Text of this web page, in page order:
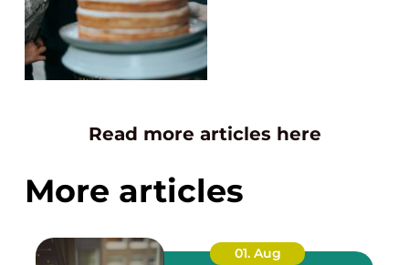
Read more articles here
More articles
01. Aug